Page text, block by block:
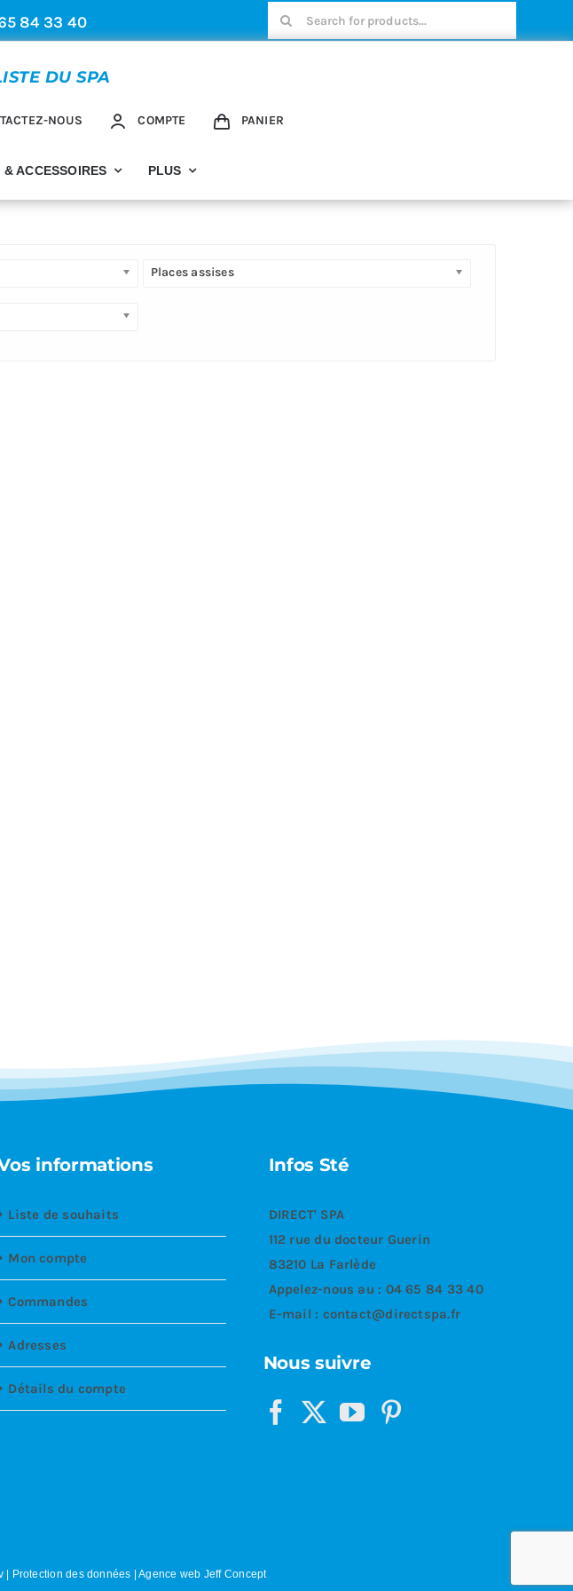
84 33 40 Rechercher:
DU SPA
NOUS COMPTE PANIER
& ACCESSOIRES PLUS
Places assises
informations
Liste de souhaits
Mon compte
Commandes
Adresses
Détails du compte
Infos Sté
DIRECT' SPA
112 rue du docteur Guerin
83210 La Farlède
Appelez-nous au : 04 65 84 33 40
E-mail : contact@directspa.fr
Nous suivre
| Protection des données |Agence web Jeff Concept